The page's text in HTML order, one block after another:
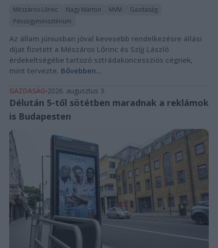
Mészáros Lőrinc Nagy Márton MVM
Gazdaság
Pénzügyminisztérium
Az állam júniusban jóval kevesebb rendelkezésre állási
díjat fizetett a Mészáros Lőrinc és Szíjj László
érdekeltségébe tartozó sztrádakoncessziós cégnek,
mint tervezte. Bővebben...
GAZDASÁG 2026. augusztus 3.
Délután 5-től sötétben maradnak a reklámok
is Budapesten